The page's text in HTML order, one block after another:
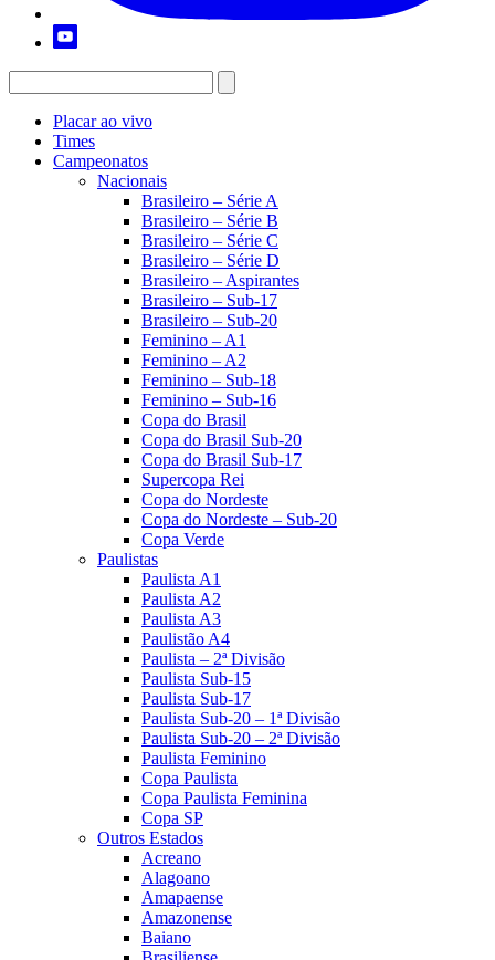
Placar ao vivo
Times
Campeonatos
Nacionais
Brasileiro – Série A
Brasileiro – Série B
Brasileiro – Série C
Brasileiro – Série D
Brasileiro – Aspirantes
Brasileiro – Sub-17
Brasileiro – Sub-20
Feminino – A1
Feminino – A2
Feminino – Sub-18
Feminino – Sub-16
Copa do Brasil
Copa do Brasil Sub-20
Copa do Brasil Sub-17
Supercopa Rei
Copa do Nordeste
Copa do Nordeste – Sub-20
Copa Verde
Paulistas
Paulista A1
Paulista A2
Paulista A3
Paulistão A4
Paulista – 2ª Divisão
Paulista Sub-15
Paulista Sub-17
Paulista Sub-20 – 1ª Divisão
Paulista Sub-20 – 2ª Divisão
Paulista Feminino
Copa Paulista
Copa Paulista Feminina
Copa SP
Outros Estados
Acreano
Alagoano
Amapaense
Amazonense
Baiano